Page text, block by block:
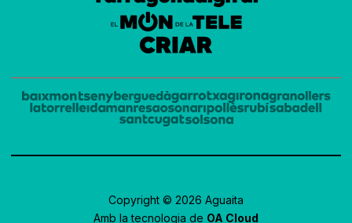
Copyright © 2026 Aguaita
Amb la tecnologia de OA Cloud